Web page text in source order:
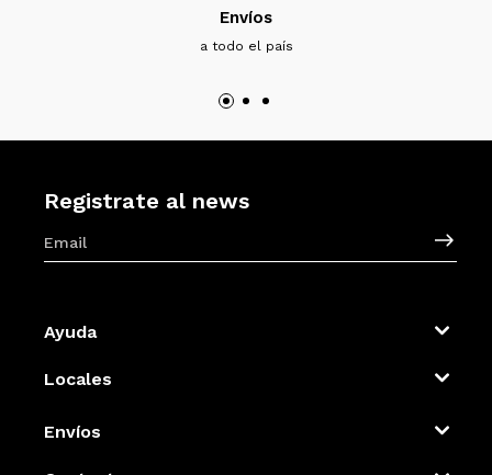
Envíos
a todo el país
Registrate al news
Ayuda
Locales
Envíos